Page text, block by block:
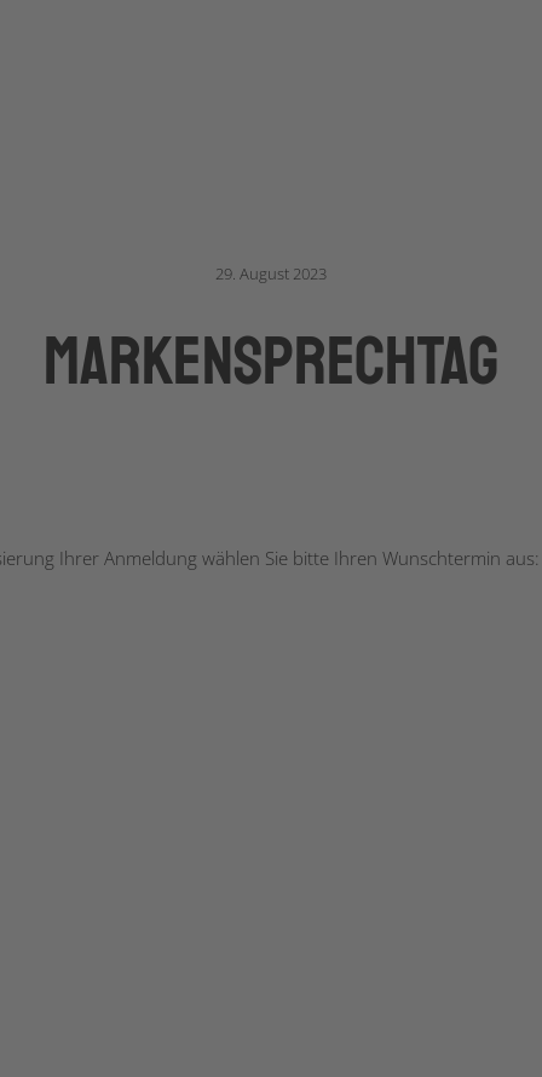
29. August 2023
markenSPRECHTAG
Ihrer Anmeldung wählen Sie bitte Ihren Wunschtermin aus: